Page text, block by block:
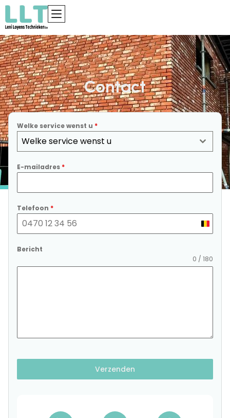
Contact
Welke service wenst u *
Welke service wenst u
E-mailadres *
Telefoon *
+32
Bericht
0 / 180
Verzenden